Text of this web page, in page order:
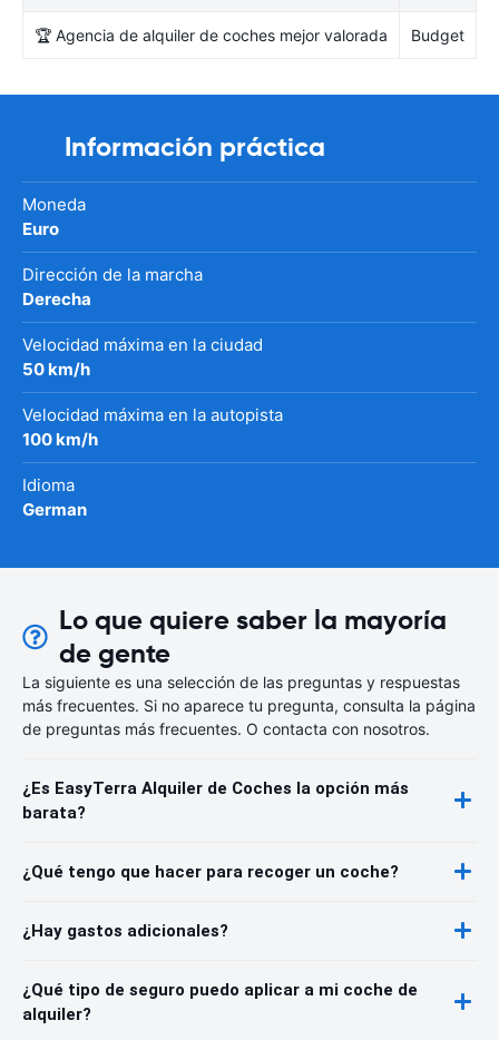
🏆 Agencia de alquiler de coches mejor valorada Budget
Información práctica
Moneda
Euro
Dirección de la marcha
Derecha
Velocidad máxima en la ciudad
50 km/h
Velocidad máxima en la autopista
100 km/h
Idioma
German
Lo que quiere saber la mayoría
de gente
La siguiente es una selección de las preguntas y respuestas
más frecuentes. Si no aparece tu pregunta, consulta la página
de preguntas más frecuentes. O contacta con nosotros.
¿Es EasyTerra Alquiler de Coches la opción más
barata?
¿Qué tengo que hacer para recoger un coche?
¿Hay gastos adicionales?
¿Qué tipo de seguro puedo aplicar a mi coche de
alquiler?